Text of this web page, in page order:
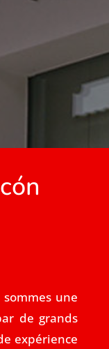
une
de grands
expérience